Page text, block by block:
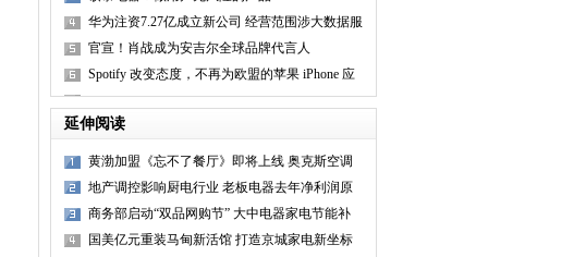
华为注资7.27亿成立新公司 经营范围涉大数据服
务、软件开发
官宣！肖战成为安吉尔全球品牌代言人
Spotify 改变态度，不再为欧盟的苹果 iPhone 应
用提供内购
延伸阅读
黄渤加盟《忘不了餐厅》即将上线 奥克斯空调
赞助公益践行大
地产调控影响厨电行业 老板电器去年净利润原
地踏步
商务部启动“双品网购节” 大中电器家电节能补
贴全面助推
国美亿元重装马甸新活馆 打造京城家电新坐标